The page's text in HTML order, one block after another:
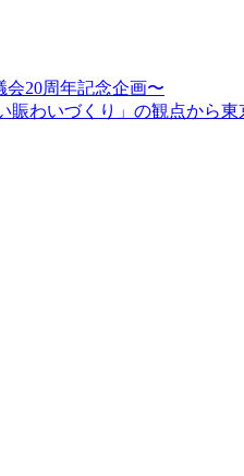
会20周年記念企画〜
賑わいづくり」の観点から